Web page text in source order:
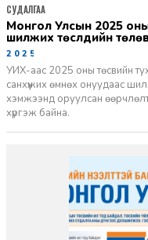
Монгол Улсын 2025 оны төсвийн хөрөнгө оруулалтын
шилжих төслүүдийн
2025-02-24
УИХ-аас 2025 оны төсвийн
санхүүжих өмнөх онуудаас
хэмжээнд оруулсан
хүргэж байна.
СУДАЛГАА